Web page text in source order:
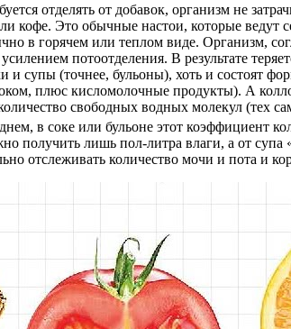
отделять от добавок, организм не
кофе. Это обычные настои, которые ведут
в горячем или теплом виде. Организм,
потоотделения. В результате
супы (точнее, бульоны), хоть и состоят
плюс кисломолочные продукты). А
свободных водных молекул (тех
в соке или бульоне этот коэффициент
получить лишь пол-литра влаги, а от
отслеживать количество мочи и пота и